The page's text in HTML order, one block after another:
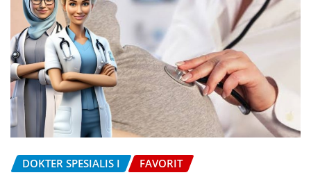
DOKTER SPESIALIS I
FAVORIT